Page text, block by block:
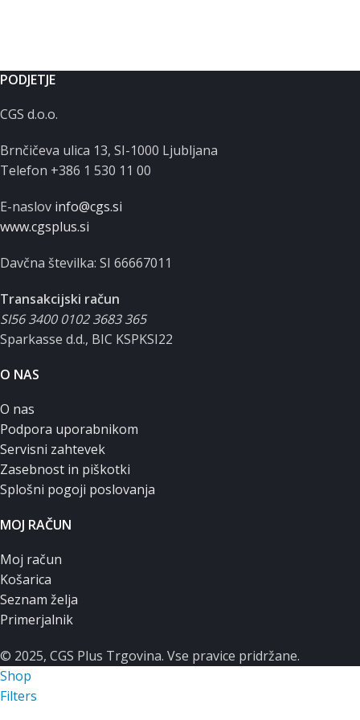
PODJETJE
CGS d.o.o.
Brnčičeva ulica 13, SI-1000 Ljubljana
Telefon +386 1 530 11 00
E-naslov info@cgs.si
www.cgsplus.si
Davčna številka: SI 66667011
Transakcijski račun
SI56 3400 0102 3683 365
Sparkasse d.d., BIC KSPKSI22
O NAS
O nas
Podpora uporabnikom
Servisni zahtevek
Zasebnost in piškotki
Splošni pogoji poslovanja
MOJ RAČUN
Moj račun
Košarica
Seznam želja
Primerjalnik
© 2025, CGS Plus Trgovina. Vse pravice pridržane.
Shop
Filters